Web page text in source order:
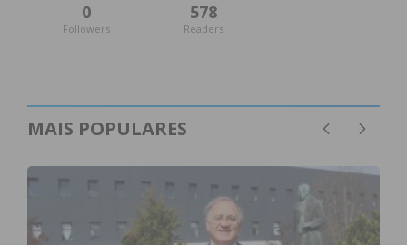
0
Followers
578
Readers
MAIS POPULARES